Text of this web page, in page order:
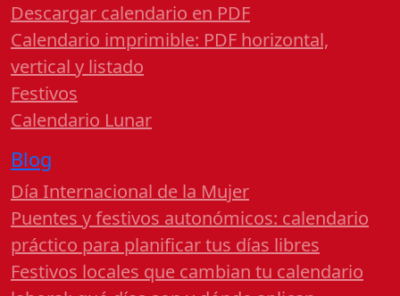
Descargar calendario en PDF
Calendario imprimible: PDF horizontal,
vertical y listado
Festivos
Calendario Lunar
Blog
Día Internacional de la Mujer
Puentes y festivos autonómicos: calendario
práctico para planificar tus días libres
Festivos locales que cambian tu calendario